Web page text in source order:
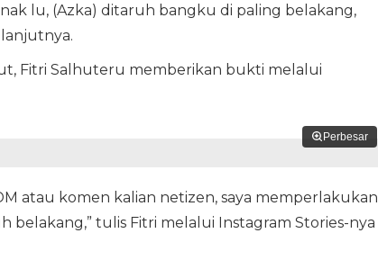
lu, (Azka) ditaruh bangku di paling belakang,
Fitri Salhuteru memberikan bukti melalui
Perbesar
atau komen kalian netizen, saya memperlakukan
belakang,” tulis Fitri melalui Instagram Stories-nya